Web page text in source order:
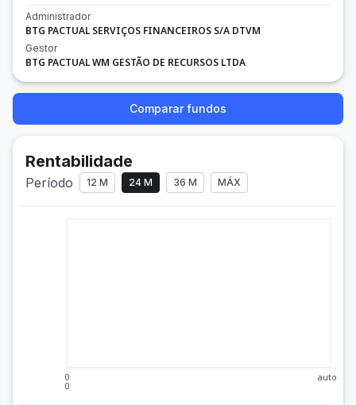
Administrador
BTG PACTUAL SERVIÇOS FINANCEIROS S/A DTVM
Gestor
BTG PACTUAL WM GESTÃO DE RECURSOS LTDA
Comparar fundos
Rentabilidade
Período 12 M 24 M 36 M MÁX
0
0
auto